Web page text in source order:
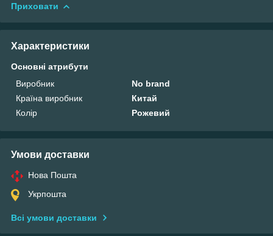
Приховати
Характеристики
Основні атрибути
Виробник
No brand
Країна виробник
Китай
Колір
Рожевий
Умови доставки
Нова Пошта
Укрпошта
Всі умови доставки